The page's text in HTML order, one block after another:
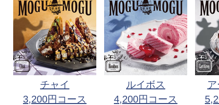
チャイ
3,200円コース
ルイボス
4,200円コース